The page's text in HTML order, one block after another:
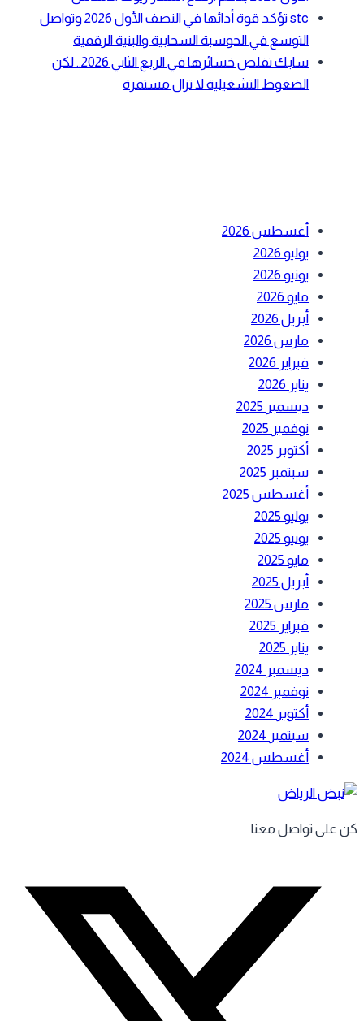
stc تؤكد قوة أدائها في النصف الأول 2026 وتواصل
التوسع في الحوسبة السحابية والبنية الرقمية
سابك تقلص خسائرها في الربع الثاني 2026.. لكن
الضغوط التشغيلية لا تزال مستمرة
أغسطس 2026
يوليو 2026
يونيو 2026
مايو 2026
أبريل 2026
مارس 2026
فبراير 2026
يناير 2026
ديسمبر 2025
نوفمبر 2025
أكتوبر 2025
سبتمبر 2025
أغسطس 2025
يوليو 2025
يونيو 2025
مايو 2025
أبريل 2025
مارس 2025
فبراير 2025
يناير 2025
ديسمبر 2024
نوفمبر 2024
أكتوبر 2024
سبتمبر 2024
أغسطس 2024
على تواصل معنا